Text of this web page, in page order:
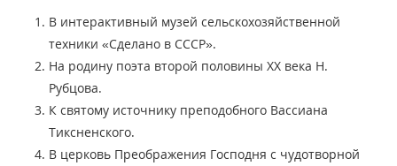
В интерактивный музей сельскохозяйственной
техники «Сделано в СССР».
На родину поэта второй половины ХХ века Н.
Рубцова.
К святому источнику преподобного Вассиана
Тиксненского.
В церковь Преображения Господня с чудотворной